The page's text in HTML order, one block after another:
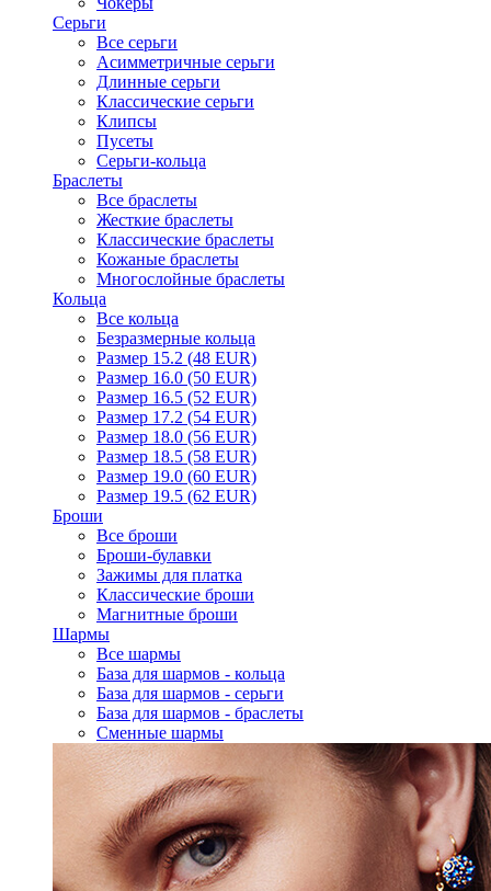
Серьги
Все серьги
Асимметричные серьги
Длинные серьги
Классические серьги
Клипсы
Пусеты
Серьги-кольца
Браслеты
Все браслеты
Жесткие браслеты
Классические браслеты
Кожаные браслеты
Многослойные браслеты
Кольца
Все кольца
Безразмерные кольца
Размер 15.2 (48 EUR)
Размер 16.0 (50 EUR)
Размер 16.5 (52 EUR)
Размер 17.2 (54 EUR)
Размер 18.0 (56 EUR)
Размер 18.5 (58 EUR)
Размер 19.0 (60 EUR)
Размер 19.5 (62 EUR)
Броши
Все броши
Броши-булавки
Зажимы для платка
Классические броши
Магнитные броши
Шармы
Все шармы
База для шармов - кольца
База для шармов - серьги
База для шармов - браслеты
Сменные шармы